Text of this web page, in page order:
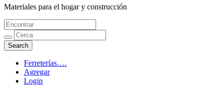
Ferreterias Las Palmas | Materiales de
Construcción
Materiales para el hogar y construcción
Ferreterías….
Agregar
Login